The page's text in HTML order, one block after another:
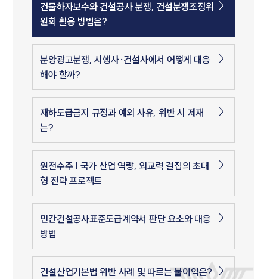
건물하자보수와 건설공사 분쟁, 건설분쟁조정위
원회 활용 방법은?
분양광고분쟁, 시행사·건설사에서 어떻게 대응
해야 할까?
재하도급금지 규정과 예외 사유, 위반 시 제재
는?
원전수주 | 국가 산업 역량, 외교력 결집의 초대
형 전략 프로젝트
민간건설공사표준도급계약서 판단 요소와 대응
방법
건설산업기본법 위반 사례 및 따르는 불이익은?